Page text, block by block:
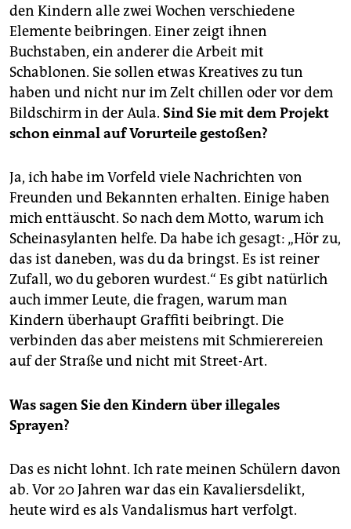
den Kindern alle zwei Wochen verschiedene
Elemente beibringen. Einer zeigt ihnen
Buchstaben, ein anderer die Arbeit mit
Schablonen. Sie sollen etwas Kreatives zu tun
haben und nicht nur im Zelt chillen oder vor dem
Bildschirm in der Aula. Sind Sie mit dem Projekt
schon einmal auf Vorurteile gestoßen?
Ja, ich habe im Vorfeld viele Nachrichten von
Freunden und Bekannten erhalten. Einige haben
mich enttäuscht. So nach dem Motto, warum ich
Scheinasylanten helfe. Da habe ich gesagt: „Hör zu,
das ist daneben, was du da bringst. Es ist reiner
Zufall, wo du geboren wurdest.“ Es gibt natürlich
auch immer Leute, die fragen, warum man
Kindern überhaupt Graffiti beibringt. Die
verbinden das aber meistens mit Schmierereien
auf der Straße und nicht mit Street-Art.
Was sagen Sie den Kindern über illegales
Sprayen?
Das es nicht lohnt. Ich rate meinen Schülern davon
ab. Vor 20 Jahren war das ein Kavaliersdelikt,
heute wird es als Vandalismus hart verfolgt.